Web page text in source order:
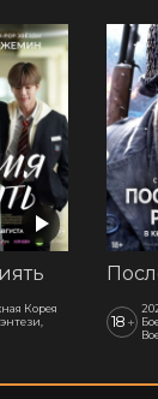
Корея
18 +